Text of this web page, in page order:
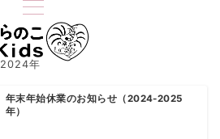
2024年
年末年始休業のお知らせ（2024-2025
年）